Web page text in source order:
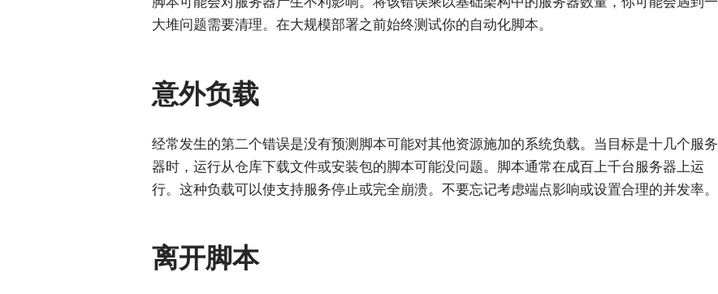
大堆问题需要清理。在大规模部署之前始终测试你的自动化脚本。
意外负载
经常发生的第二个错误是没有预测脚本可能对其他资源施加的系统负载。当目标是十几个服务
器时，运行从仓库下载文件或安装包的脚本可能没问题。脚本通常在成百上千台服务器上运
行。这种负载可以使支持服务停止或完全崩溃。不要忘记考虑端点影响或设置合理的并发率。
离开脚本